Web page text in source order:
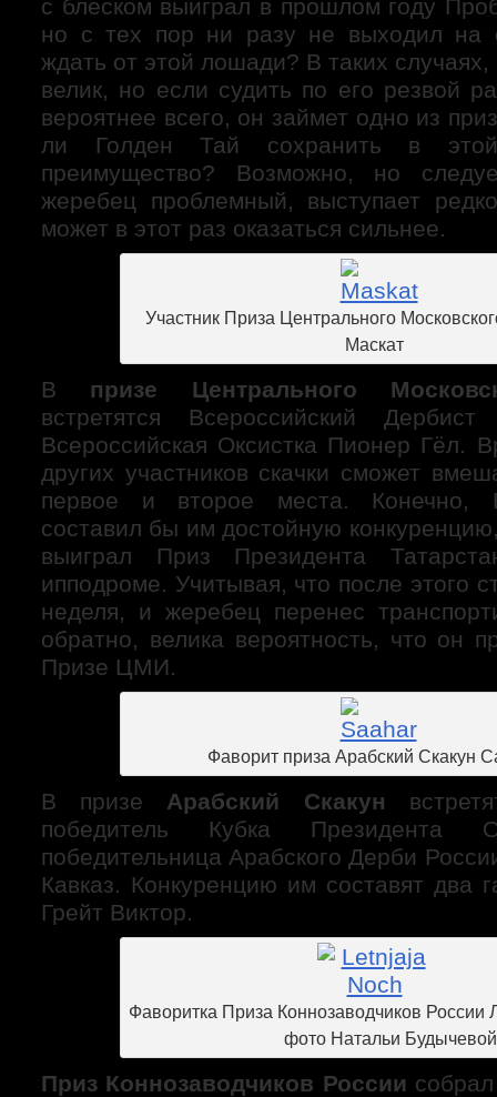
с блеском выиграл в прошлом году
но с тех пор ни разу не выходил на
ждать от этой лошади? В таких
велик, но если судить по его резвой
вероятнее всего, он займет одно из
ли Голден Тай сохранить в
преимущество? Возможно, но
жеребец проблемный, выступает
может в этот раз оказаться сильнее.
Участник Приза Центрального
Маскат
В призе Центрального
встретятся Всероссийский
Всероссийская Оксистка Пионер Гёл.
других участников скачки сможет
первое и второе места. Конечно,
составил бы им достойную
выиграл Приз Президента
ипподроме. Учитывая, что после этого
неделя, и жеребец перенес
обратно, велика вероятность, что он
Призе ЦМИ.
Фаворит приза Арабский Скакун
В призе Арабский Скакун
победитель Кубка
победительница Арабского Дерби
Кавказ. Конкуренцию им составят два
Грейт Виктор.
Фаворитка Приза Коннозаводчиков
фото Натальи Будычевой
Приз Коннозаводчиков России